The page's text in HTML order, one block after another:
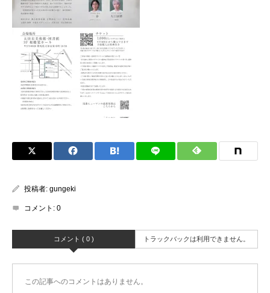
投稿者: gungeki
コメント: 0
コメント ( 0 ) トラックバックは利用できません。
この記事へのコメントはありません。